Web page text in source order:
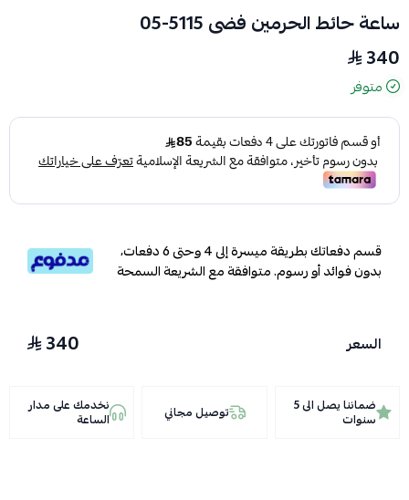
ساعة حائط الحرمين فضى 5115-05
340
متوفر
قسم دفعاتك بطريقة ميسرة إلى 4 وحتى 6 دفعات،
بدون فوائد أو رسوم. متوافقة مع الشريعة السمحة
السعر 340
ضماننا يصل الى 5
سنوات توصيل مجاني نخدمك على مدار
الساعة